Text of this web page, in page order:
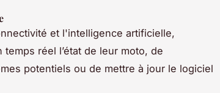
et l'intelligence artificielle,
réel l’état de leur moto, de
potentiels ou de mettre à jour le logiciel